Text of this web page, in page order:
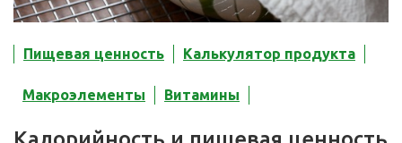
Пищевая ценность Калькулятор продукта
Макроэлементы Витамины